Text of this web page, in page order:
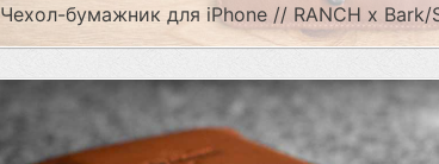
Чехол-бумажник для iPhone // RANCH x Bark/